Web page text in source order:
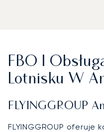
FBO I
Lotnisku W
FLYINGGROUP
FLYINGGROUP oferuje